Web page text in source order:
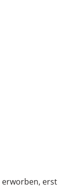
erworben, erst